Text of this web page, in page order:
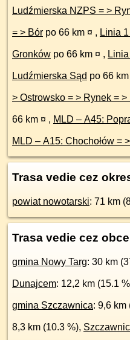
Ludźmierska NZPS = > Rynek = > Ostrowsko = > Gronków
= > Bór po 66 km ¤ , Linia
Gronków po 66 km ¤ , Linia 1:
Ludźmierska Sąd po 66 km
66 km ¤ ,
Trasa vedie cez
powiat nowotarski: 71 km
Trasa vedie cez obce
gmina Nowy Targ: 30 km
Dunajcem: 12,2 km (15.1
gmina Szczawnica: 9,6 km
8,3 km (10.3 %),